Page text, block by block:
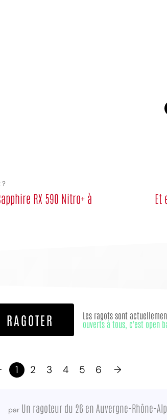
?
RX 590 Nitro+ à
Et
RAGOTER
Les ragots sont
ouverts à tous, c'est open
1 2 3 4 5 6 →
par Un ragoteur du 26 en Auvergne-Rhône-